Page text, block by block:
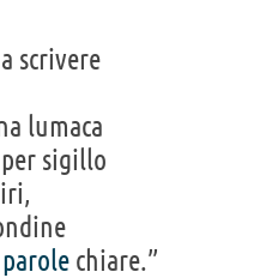
scrivere
lumaca
per sigillo
parole chiare.”